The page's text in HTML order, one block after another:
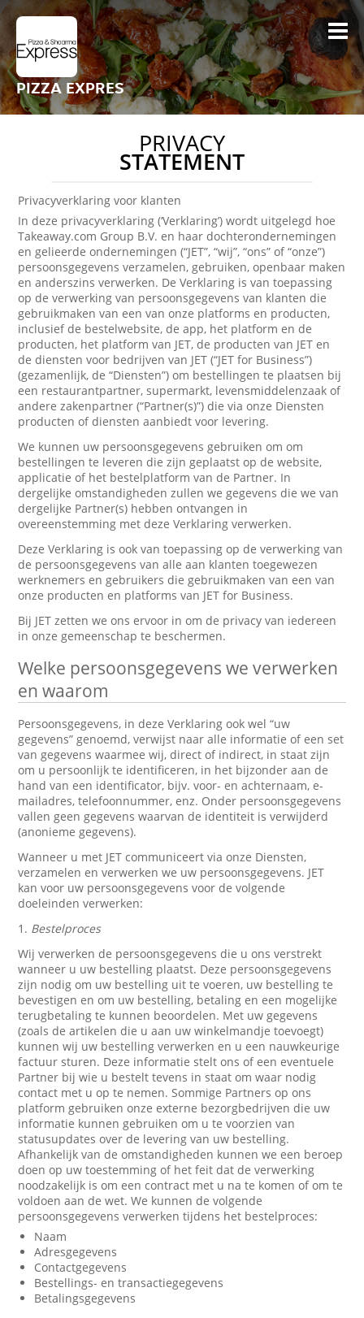
PIZZA EXPRES
PRIVACY
STATEMENT
Privacyverklaring voor klanten
In deze privacyverklaring (‘Verklaring’) wordt uitgelegd hoe
Takeaway.com Group B.V. en haar dochterondernemingen
en gelieerde ondernemingen (“JET”, “wij”, “ons” of “onze”)
persoonsgegevens verzamelen, gebruiken, openbaar maken
en anderszins verwerken. De Verklaring is van toepassing
op de verwerking van persoonsgegevens van klanten die
gebruikmaken van een van onze platforms en producten,
inclusief de bestelwebsite, de app, het platform en de
producten, het platform van JET, de producten van JET en
de diensten voor bedrijven van JET (“JET for Business”)
(gezamenlijk, de “Diensten”) om bestellingen te plaatsen bij
een restaurantpartner, supermarkt, levensmiddelenzaak of
andere zakenpartner (“Partner(s)”) die via onze Diensten
producten of diensten aanbiedt voor levering.
We kunnen uw persoonsgegevens gebruiken om om
bestellingen te leveren die zijn geplaatst op de website,
applicatie of het bestelplatform van de Partner. In
dergelijke omstandigheden zullen we gegevens die we van
dergelijke Partner(s) hebben ontvangen in
overeenstemming met deze Verklaring verwerken.
Deze Verklaring is ook van toepassing op de verwerking van
de persoonsgegevens van alle aan klanten toegewezen
werknemers en gebruikers die gebruikmaken van een van
onze producten en platforms van JET for Business.
Bij JET zetten we ons ervoor in om de privacy van iedereen
in onze gemeenschap te beschermen.
Welke persoonsgegevens we verwerken
en waarom
Persoonsgegevens, in deze Verklaring ook wel “uw
gegevens” genoemd, verwijst naar alle informatie of een set
van gegevens waarmee wij, direct of indirect, in staat zijn
om u persoonlijk te identificeren, in het bijzonder aan de
hand van een identificator, bijv. voor- en achternaam, e-
mailadres, telefoonnummer, enz. Onder persoonsgegevens
vallen geen gegevens waarvan de identiteit is verwijderd
(anonieme gegevens).
Wanneer u met JET communiceert via onze Diensten,
verzamelen en verwerken we uw persoonsgegevens. JET
kan voor uw persoonsgegevens voor de volgende
doeleinden verwerken:
1. Bestelproces
Wij verwerken de persoonsgegevens die u ons verstrekt
wanneer u uw bestelling plaatst. Deze persoonsgegevens
zijn nodig om uw bestelling uit te voeren, uw bestelling te
bevestigen en om uw bestelling, betaling en een mogelijke
terugbetaling te kunnen beoordelen. Met uw gegevens
(zoals de artikelen die u aan uw winkelmandje toevoegt)
kunnen wij uw bestelling verwerken en u een nauwkeurige
factuur sturen. Deze informatie stelt ons of een eventuele
Partner bij wie u bestelt tevens in staat om waar nodig
contact met u op te nemen. Sommige Partners op ons
platform gebruiken onze externe bezorgbedrijven die uw
informatie kunnen gebruiken om u te voorzien van
statusupdates over de levering van uw bestelling.
Afhankelijk van de omstandigheden kunnen we een beroep
doen op uw toestemming of het feit dat de verwerking
noodzakelijk is om een contract met u na te komen of om te
voldoen aan de wet. We kunnen de volgende
persoonsgegevens verwerken tijdens het bestelproces:
Naam
Adresgegevens
Contactgegevens
Bestellings- en transactiegegevens
Betalingsgegevens